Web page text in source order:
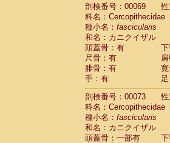
剖検番号：00069
性
科名：Cercopithecidae
種小名： fascicularis
和名：カニクイザル
頭蓋骨：有
尺骨：有
腓骨：有
手：有
剖検番号：00073
科名：Cercopithecidae
種小名： fascicularis
和名：カニクイザル
頭蓋骨：一部有